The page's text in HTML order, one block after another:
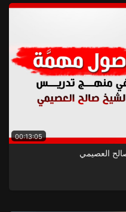
00:13:05
العصيمي